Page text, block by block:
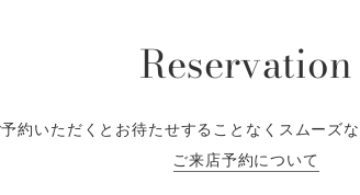
Reservation
約いただくとお待たせすることなくスムーズな
ご来店予約について